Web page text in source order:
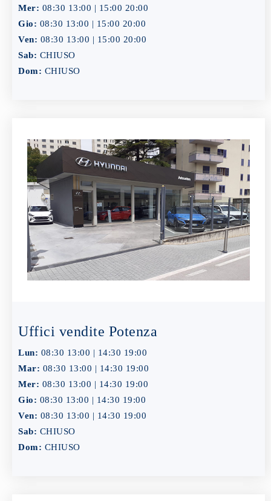
Mer: 08:30 13:00 | 15:00 20:00
Gio: 08:30 13:00 | 15:00 20:00
Ven: 08:30 13:00 | 15:00 20:00
Sab: CHIUSO
Dom: CHIUSO
Uffici vendite Potenza
Lun: 08:30 13:00 | 14:30 19:00
Mar: 08:30 13:00 | 14:30 19:00
Mer: 08:30 13:00 | 14:30 19:00
Gio: 08:30 13:00 | 14:30 19:00
Ven: 08:30 13:00 | 14:30 19:00
Sab: CHIUSO
Dom: CHIUSO